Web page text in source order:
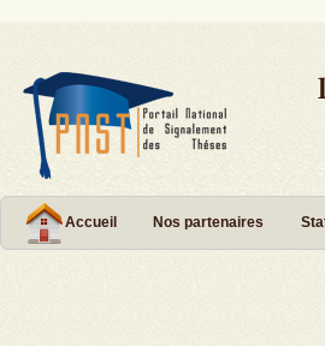
Accueil Nos partenaires